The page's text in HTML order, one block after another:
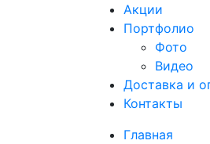
Акции
Портфолио
Фото
Видео
Доставка и
Контакты
Главная